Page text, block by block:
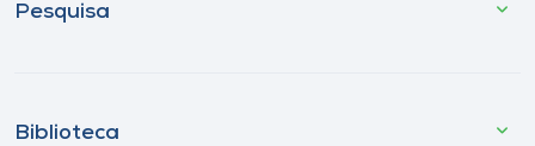
Pesquisa
Biblioteca